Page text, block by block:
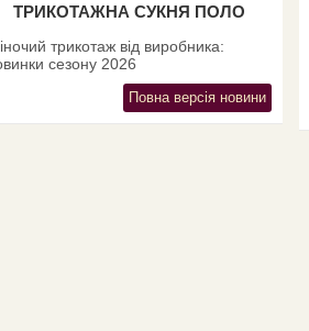
ТРИКОТАЖНА СУКНЯ ПОЛО
трикотаж від виробника:
сезону 2026
Повна версія новини